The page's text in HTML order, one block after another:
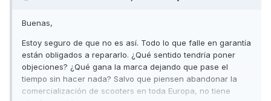
Buenas,
Estoy seguro de que no es así. Todo lo que falle en garantía
están obligados a repararlo. ¿Qué sentido tendría poner
objeciones? ¿Qué gana la marca dejando que pase el
tiempo sin hacer nada? Salvo que piensen abandonar la
comercialización de scooters en toda Europa, no tiene